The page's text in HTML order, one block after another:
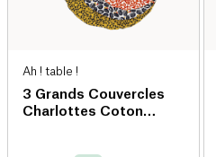
Ah ! table !
3 Grands Couvercles
Charlottes Coton